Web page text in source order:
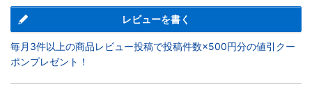
レビューを書く
毎月3件以上の商品レビュー投稿で投稿件数×500円分の値引クー
ポンプレゼント！